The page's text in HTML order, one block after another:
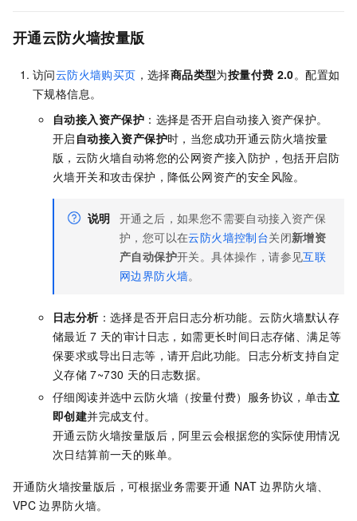
开通云防火墙按量版
访问云防火墙购买页 ，选择商品类型为按量付费 2.0。配置如
下规格信息。
自动接入资产保护 ：选择是否开启自动接入资产保护。
开启 自动接入资产保护时，当您成功开通云防火墙按量
版 ，云防火墙自动将您的公网资产接入防护，包括开启防
火墙开关和攻击保护，降低公网资产的安全风险。
说明 开通之后，如果您不需要自动接入资产保
护，您可以在云防火墙控制台关闭新增资
产自动保护开关。具体操作，请参见互联
网边界防火墙。
日志分析：选择是否开启日志分析功能。云防火墙默认存
储最近 7 天的审计日志，如需更长时间日志存储、满足等
保要求或导出日志等，请开启此功能。日志分析支持自定
义存储 7~730 天的日志数据。
仔细阅读并选中云防火墙（按量付费）服务协议，单击立
即创建并完成支付。
开通云防火墙按量版后，阿里云会根据您的实际使用情况
次日结算前一天的账单。
开通防火墙按量版后，可根据业务需要开通 NAT 边界防火墙、
VPC 边界防火墙。